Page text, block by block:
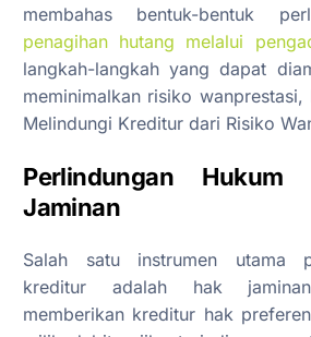
membahas bentuk-bentuk
penagihan hutang melalui
langkah-langkah yang dapat
meminimalkan risiko wanprestasi,
Melindungi Kreditur dari Risiko
Perlindungan Hukum
Jaminan
Salah satu instrumen utama
kreditur adalah hak
memberikan kreditur hak